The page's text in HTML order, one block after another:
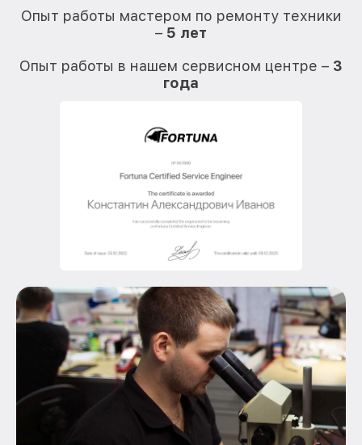
Опыт работы мастером по ремонту техники
– 5 лет
Опыт работы в нашем сервисном центре – 3
года